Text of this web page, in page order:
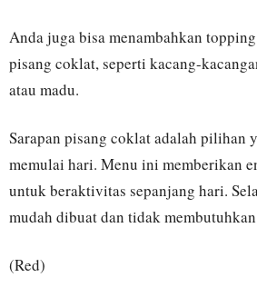
Anda juga bisa menambahkan
pisang coklat, seperti kacang-
atau madu.
Sarapan pisang coklat adalah pilihan
memulai hari. Menu ini memberikan
untuk beraktivitas sepanjang hari.
mudah dibuat dan tidak
(Red)